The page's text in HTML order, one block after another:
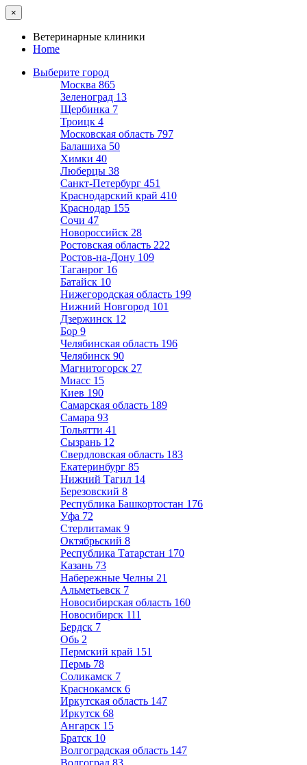
×
Ветеринарные клиники
Home
Выберите город
Москва 865
Зеленоград 13
Щербинка 7
Троицк 4
Московская область 797
Балашиха 50
Химки 40
Люберцы 38
Санкт-Петербург 451
Краснодарский край 410
Краснодар 155
Сочи 47
Новороссийск 28
Ростовская область 222
Ростов-на-Дону 109
Таганрог 16
Батайск 10
Нижегородская область 199
Нижний Новгород 101
Дзержинск 12
Бор 9
Челябинская область 196
Челябинск 90
Магнитогорск 27
Миасс 15
Киев 190
Самарская область 189
Самара 93
Тольятти 41
Сызрань 12
Свердловская область 183
Екатеринбург 85
Нижний Тагил 14
Березовский 8
Республика Башкортостан 176
Уфа 72
Стерлитамак 9
Октябрьский 8
Республика Татарстан 170
Казань 73
Набережные Челны 21
Альметьевск 7
Новосибирская область 160
Новосибирск 111
Бердск 7
Обь 2
Пермский край 151
Пермь 78
Соликамск 7
Краснокамск 6
Иркутская область 147
Иркутск 68
Ангарск 15
Братск 10
Волгоградская область 147
Волгоград 83